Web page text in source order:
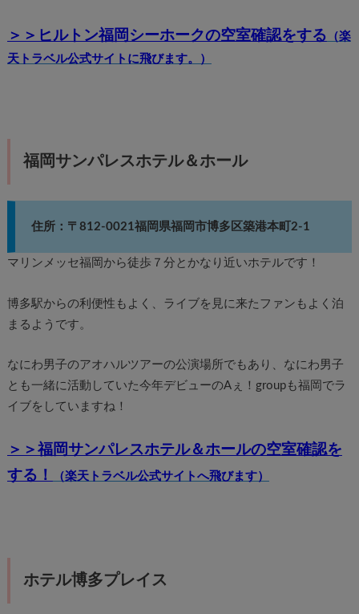
＞＞ヒルトン福岡シーホークの空室確認をする （楽
天トラベル公式サイトに飛びます。）
福岡サンパレスホテル＆ホール
住所：〒812-0021福岡県福岡市博多区築港本町2-1
マリンメッセ福岡から徒歩７分とかなり近いホテルです！
博多駅からの利便性もよく、ライブを見に来たファンもよく泊
まるようです。
なにわ男子のアオハルツアーの公演場所でもあり、なにわ男子
とも一緒に活動していた今年デビューのAぇ！groupも福岡でラ
イブをしていますね！
＞＞福岡サンパレスホテル＆ホールの空室確認を
する！
（楽天トラベル公式サイトへ飛びます）
ホテル博多プレイス